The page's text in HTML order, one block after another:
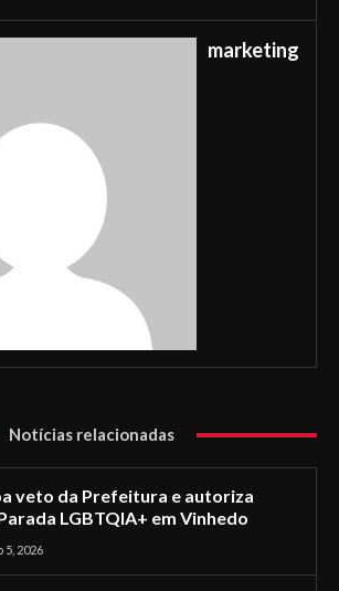
marketing
Notícias relacionadas
veto da Prefeitura e autoriza
LGBTQIA+ em Vinhedo
5, 2026